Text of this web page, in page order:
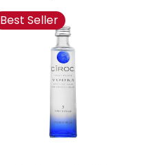
FRONTIER WHISKEY
Best Seller